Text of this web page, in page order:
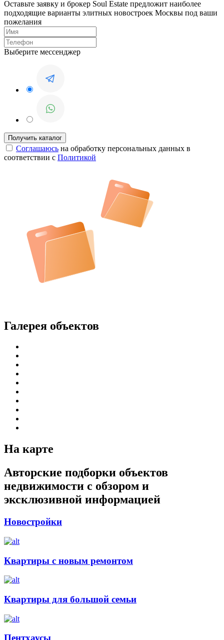
Оставьте заявку и брокер Soul Estate предложит наиболее
подходящие варианты элитных новостроек Москвы под ваши
пожелания
Выберите мессенджер
Соглашаюсь на обработку персональных данных в
соответствии с Политикой
Галерея объектов
На карте
Авторские подборки объектов
недвижимости с обзором и
эксклюзивной информацией
Новостройки
Квартиры с новым ремонтом
Квартиры для большой семьи